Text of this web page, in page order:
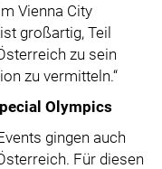
Vienna City
großartig, Teil
zu sein
zu vermitteln.“
Olympics
gingen auch
Für diesen